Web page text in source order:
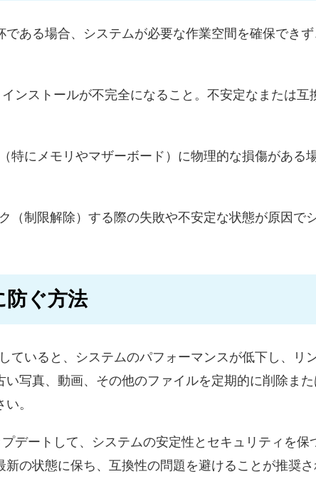
ある場合、システムが必要な作業空間を確保できず
ンストールが不完全になること。不安定なまたは互
特にメモリやマザーボード）に物理的な損傷がある
（制限解除）する際の失敗や不安定な状態が原因で
防ぐ方法
ていると、システムのパフォーマンスが低下し、リ
写真、動画、その他のファイルを定期的に削除ま
。
デートして、システムの安定性とセキュリティを保
の状態に保ち、互換性の問題を避けることが推奨さ